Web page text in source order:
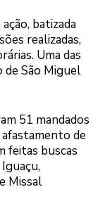
batizada
realizadas,
Uma das
São Miguel
51 mandados
de
feitas buscas
Missal